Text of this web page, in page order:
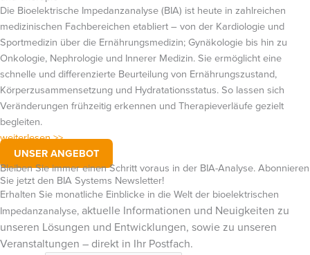
Die Bioelektrische Impedanzanalyse (BIA) ist heute in zahlreichen
medizinischen Fachbereichen etabliert – von der Kardiologie und
Sportmedizin über die Ernährungsmedizin; Gynäkologie bis hin zu
Onkologie, Nephrologie und Innerer Medizin. Sie ermöglicht eine
schnelle und differenzierte Beurteilung von Ernährungszustand,
Körperzusammensetzung und Hydratationsstatus. So lassen sich
Veränderungen frühzeitig erkennen und Therapieverläufe gezielt
begleiten.
weiterlesen >>
UNSER ANGEBOT
Bleiben Sie immer einen Schritt voraus in der BIA-Analyse. Abonnieren
Sie jetzt den BIA Systems Newsletter!
Erhalten Sie monatliche Einblicke in die Welt der bioelektrischen
Impedanzanalyse, aktuelle Informationen und Neuigkeiten zu
unseren Lösungen und Entwicklungen, sowie zu unseren
Veranstaltungen – direkt in Ihr Postfach.